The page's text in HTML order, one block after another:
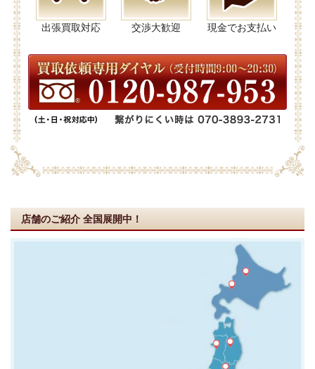
出張買取対応 交渉大歓迎 現金でお支払い
店舗のご紹介 全国展開中！